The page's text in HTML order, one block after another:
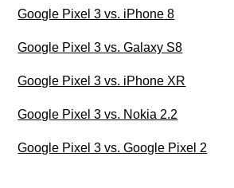
Google Pixel 3 vs. iPhone 8
Google Pixel 3 vs. Galaxy S8
Google Pixel 3 vs. iPhone XR
Google Pixel 3 vs. Nokia 2.2
Google Pixel 3 vs. Google Pixel 2